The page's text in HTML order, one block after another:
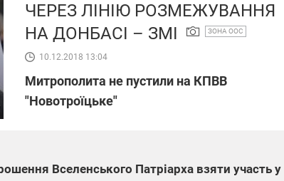
ЧЕРЕЗ ЛІНІЮ РОЗМЕЖУВАННЯ
НА ДОНБАСІ – ЗМІ
ЗОНА ООС
10.12.2018 13:04
Митрополита не пустили на КПВВ
"Новотроїцьке"
Вселенського Патріарха взяти участь у